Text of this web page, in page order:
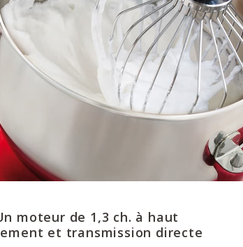
moteur de 1,3 ch. à haut
et transmission directe